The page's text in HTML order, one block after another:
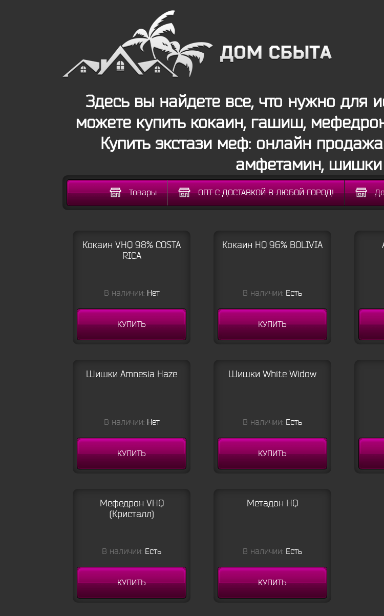
Здесь вы найдете все, что нужно для
можете купить кокаин, гашиш,
Купить экстази меф: онлайн
амфетамин,
Товары ОПТ С ДОСТАВКОЙ В ЛЮБОЙ ГОРОД!
Кокаин VHQ 98% COSTA
RICA
В наличии: Нет
КУПИТЬ
Кокаин HQ 96% BOLIVIA
В наличии: Есть
КУПИТЬ
Шишки Amnesia Haze
В наличии: Нет
КУПИТЬ
Шишки White Widow
В наличии: Есть
КУПИТЬ
Мефедрон VHQ
(Кристалл)
В наличии: Есть
КУПИТЬ
Метадон HQ
В наличии: Есть
КУПИТЬ